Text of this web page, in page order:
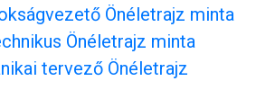
Önéletrajz minta
Önéletrajz minta
tervező Önéletrajz